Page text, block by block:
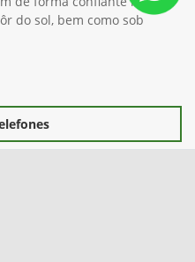
do sol, bem como sob